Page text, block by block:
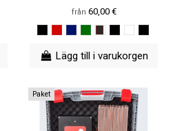
från 60,00 €
Lägg till i varukorgen
Paket